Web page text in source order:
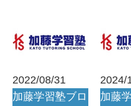
2022/08/31
加藤学習塾ブロ
2024/
加藤